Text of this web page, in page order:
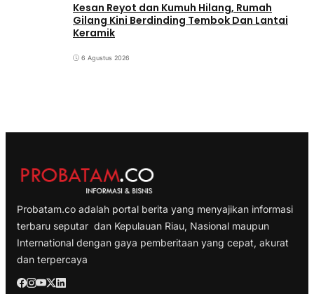
Kesan Reyot dan Kumuh Hilang, Rumah
Gilang Kini Berdinding Tembok Dan Lantai
Keramik
6 Agustus 2026
Probatam.co adalah portal berita yang menyajikan informasi
terbaru seputar dan Kepulauan Riau, Nasional maupun
International dengan gaya pemberitaan yang cepat, akurat
dan terpercaya